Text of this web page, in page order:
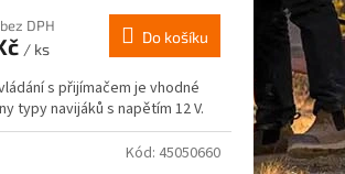
DPH
/ ks
Do košíku
s přijímačem je vhodné
typy navijáků s napětím 12 V.
Kód: 45050660